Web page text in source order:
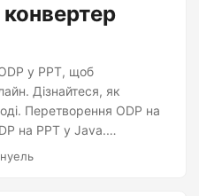
у PPT, щоб
Дізнайтеся, як
Перетворення ODP на
на PPT у Java.
C++. Перетворення ODP